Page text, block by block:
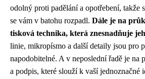
odolný proti padělání a opotřebení, takže
se vám v batohu rozpadl. Dále je na
tisková technika, která znesnadňuje
linie, mikropísmo a další detaily jsou pro
napodobitelné. A v neposlední řadě je na
a podpis, které slouží k vaší